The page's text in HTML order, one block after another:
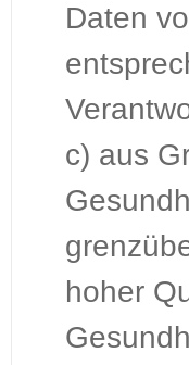
Daten
c) aus
hoher